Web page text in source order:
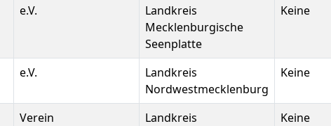
e.V.
Landkreis
Mecklenburgische
Seenplatte
Keine
e.V.
Landkreis
Nordwestmecklenburg
Keine
Verein
Landkreis
Keine